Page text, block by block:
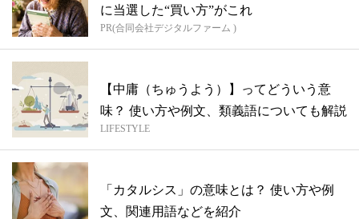
に当選した“買い方”がこれ
PR(合同会社デジタルファーム )
【中庸（ちゅうよう）】ってどういう意
味？ 使い方や例文、類義語についても解説
LIFESTYLE
「カタルシス」の意味とは？ 使い方や例
文、関連用語などを紹介